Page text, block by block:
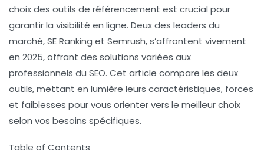
choix des outils de référencement est crucial pour
garantir la visibilité en ligne. Deux des leaders du
marché, SE Ranking et Semrush, s’affrontent vivement
en 2025, offrant des solutions variées aux
professionnels du SEO. Cet article compare les deux
outils, mettant en lumière leurs caractéristiques, forces
et faiblesses pour vous orienter vers le meilleur choix
selon vos besoins spécifiques.
Table of Contents